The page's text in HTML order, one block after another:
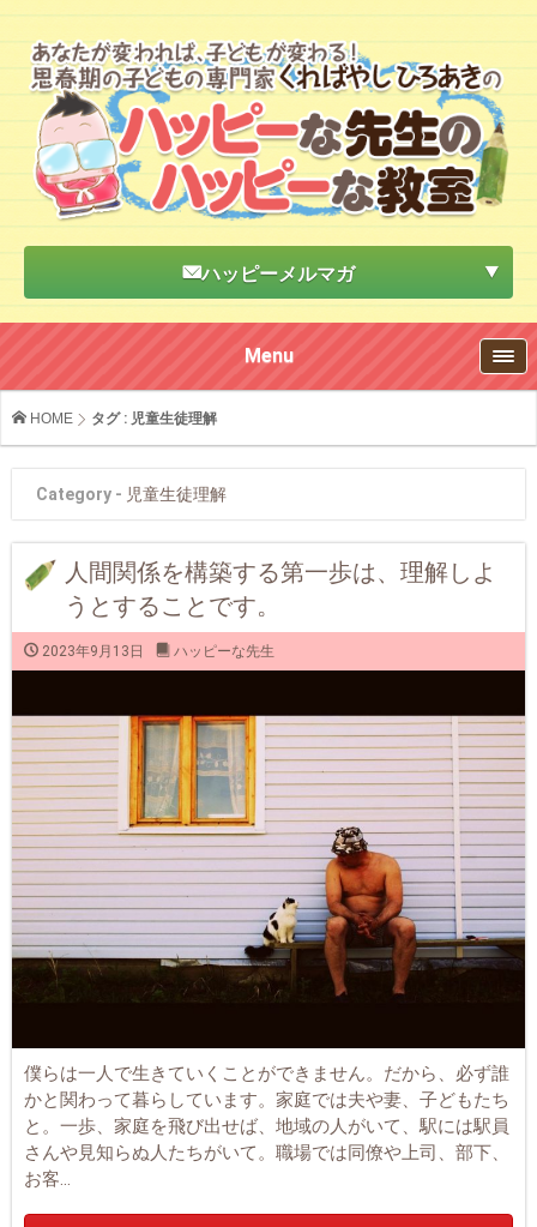
ハッピーメルマガ
Menu
HOME タグ : 児童生徒理解
Category - 児童生徒理解
人間関係を構築する第一歩は、理解しよ
うとすることです。
2023年9月13日 ハッピーな先生
僕らは一人で生きていくことができません。だから、必ず誰
かと関わって暮らしています。家庭では夫や妻、子どもたち
と。一歩、家庭を飛び出せば、地域の人がいて、駅には駅員
さんや見知らぬ人たちがいて。職場では同僚や上司、部下、
お客...